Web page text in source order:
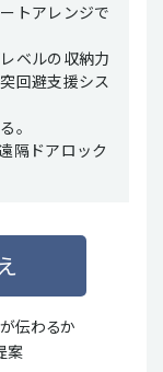
トアレンジで
ベルの収納力
回避支援シス
。
隔ドアロック
伝わるか
案